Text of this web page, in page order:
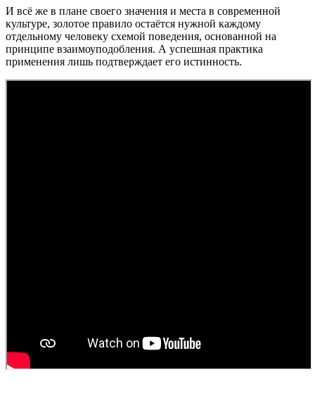
И всё же в плане своего значения и места в современной
культуре, золотое правило остаётся нужной каждому
отдельному человеку схемой поведения, основанной на
принципе взаимоуподобления. А успешная практика
применения лишь подтверждает его истинность.